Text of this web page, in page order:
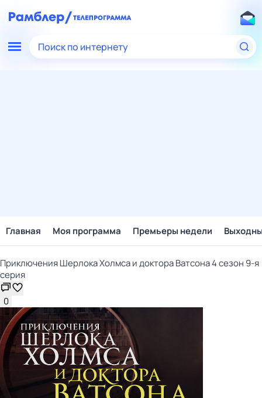
Поиск по интернету
Главная Моя программа Премьеры недели
Приключения Шерлока Холмса и доктора Ватсона 4 сезон 9-я
серия
0